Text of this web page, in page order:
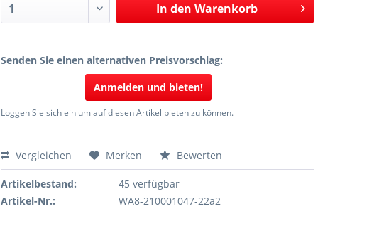
In den Warenkorb
Senden Sie einen alternativen Preisvorschlag:
Anmelden und bieten!
Loggen Sie sich ein um auf diesen Artikel bieten zu können.
Vergleichen Merken Bewerten
Artikelbestand:
45 verfügbar
Artikel-Nr.:
WA8-210001047-22a2